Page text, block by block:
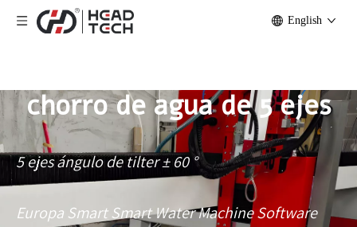
English
chorro de agua de 5 ejes
5 ejes ángulo de tilter ± 60 °
Europa Smart Smart Water Machine Software